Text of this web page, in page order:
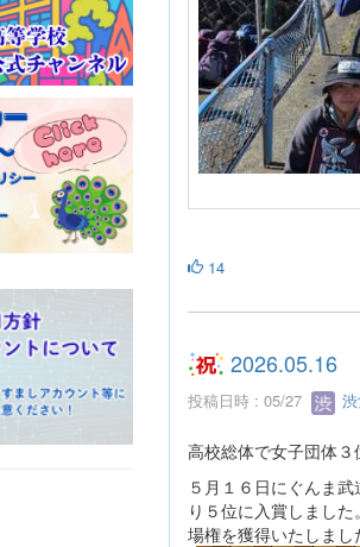
14
2026.05.16
投稿日時 : 05/27
高校総体で女子団体３
５月１６日にぐんま
り５位に入賞しまし
場権を獲得いたしまし